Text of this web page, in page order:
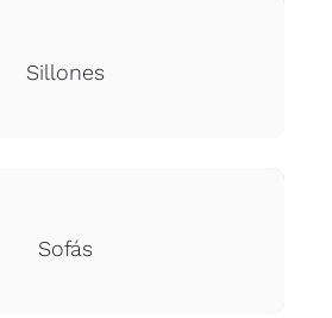
Sillones
Sofás